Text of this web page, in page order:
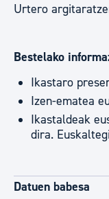
Urtero
Bestelako
Ikastaro
Izen-ematea
Ikastaldeak
dira.
Datuen babesa